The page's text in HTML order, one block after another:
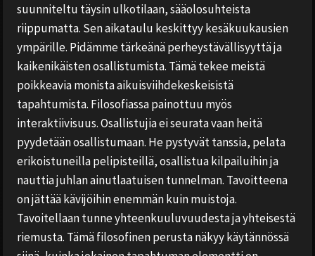
suunniteltu täysin ulkotilaan, sääolosuhteista
riippumatta. Sen aikataulu keskittyy kesäkuukausien
ympärille. Pidämme tärkeänä perheystävällisyyttä ja
kaikenikäisten osallistumista. Tämä tekee meistä
poikkeavia monista aikuisviihdekeskeisistä
tapahtumista. Filosofiassa painottuu myös
interaktiivisuus. Osallistujia ei seurata vaan heitä
pyydetään osallistumaan. He pystyvät tanssia, pelata
erikoistuneilla pelipisteillä, osallistua kilpailuihin ja
nauttia juhlan ainutlaatuisen tunnelman. Tavoitteena
on jättää kävijöihin enemmän kuin muistoja.
Tavoitellaan tunne yhteenkuuluvuudesta ja yhteisestä
riemusta. Tämä filosofinen perusta näkyy käytännössä